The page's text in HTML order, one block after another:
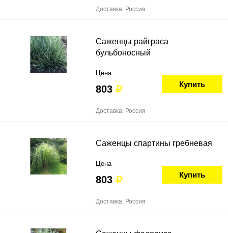
Доставка: Россия
Саженцы райграса
бульбоносный
Цена
803 Купить
Доставка: Россия
Саженцы спартины гребневая
Цена
803 Купить
Доставка: Россия